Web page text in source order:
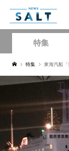
特集
特集 東海汽船